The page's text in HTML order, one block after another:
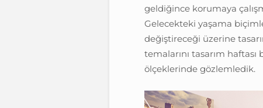
geldiğince korumaya
Gelecekteki yaşama
değiştireceği üzerine
temalarını tasarım
ölçeklerinde gözlemledik.